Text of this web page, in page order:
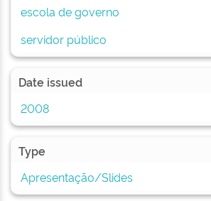
escola de governo
servidor público
Date issued
2008
Type
Apresentação/Slides